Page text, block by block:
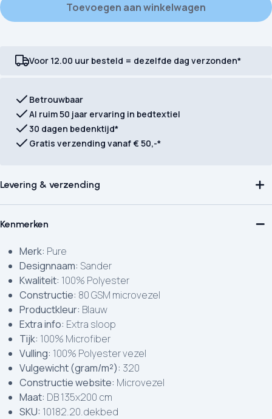
Toevoegen aan winkelwagen
Voor 12.00 uur besteld = dezelfde dag verzonden*
Betrouwbaar
Al ruim 50 jaar ervaring in bedtextiel
30 dagen bedenktijd*
Gratis verzending vanaf € 50,-*
Levering & verzending
Kenmerken
Merk: Pure
Designnaam: Sander
Kwaliteit: 100% Polyester
Constructie: 80 GSM microvezel
Productkleur: Blauw
Extra info: Extra sloop
Tijk: 100% Microfiber
Vulling: 100% Polyester vezel
Vulgewicht (gram/m²): 320
Constructie website: Microvezel
Maat: DB 135x200 cm
SKU: 10182.20.dekbed